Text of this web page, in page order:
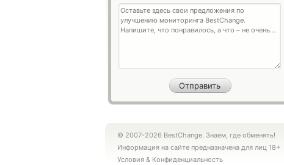
© 2007-2026 BestChange. Знаем, где обменять!
Информация на сайте предназначена для лиц 18+
Условия & Конфиденциальность